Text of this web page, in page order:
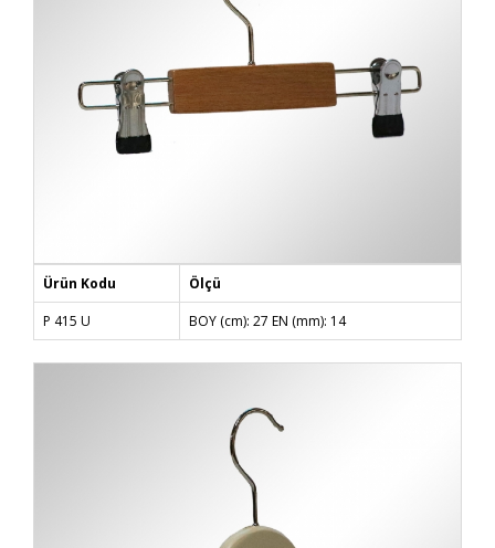
Ürün Kodu
Ölçü
P 415 U
BOY (cm): 27 EN (mm): 14